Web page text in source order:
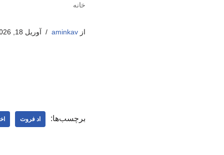
خانه
ازaminkav آوریل 18, 2026
برچسب‌ها: اد فروت